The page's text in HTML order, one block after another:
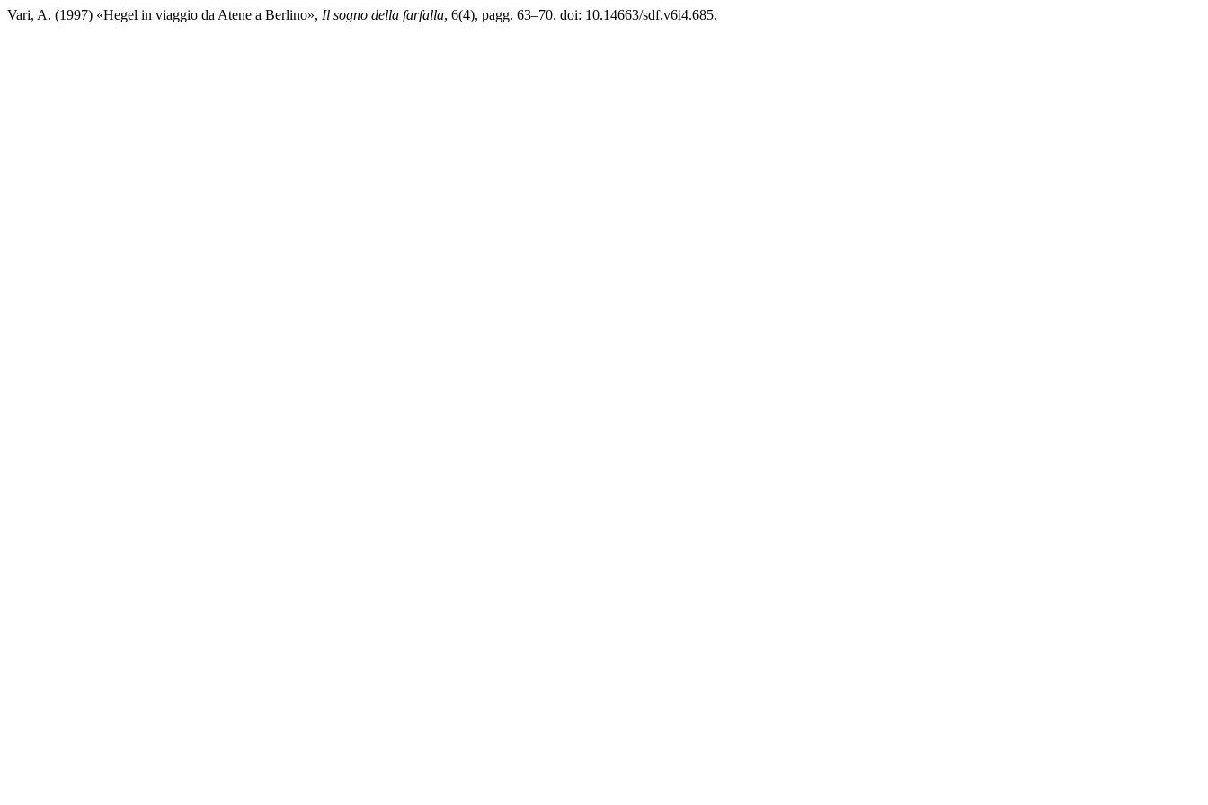
Vari, A. (1997) «Hegel in viaggio da Atene a Berlino», Il sogno della farfalla, 6(4), pagg. 63–70. doi: 10.14663/sdf.v6i4.685.